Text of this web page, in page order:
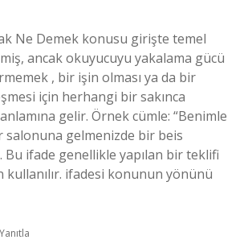
Ne Demek konusu girişte temel
ancak okuyucuyu yakalama gücü
, bir işin olması ya da bir
için herhangi bir sakınca
gelir. Örnek cümle: “Benimle
gelmenizde bir beis
Bu ifade genellikle yapılan bir teklifi
kullanılır. ifadesi konunun yönünü
Yanıtla